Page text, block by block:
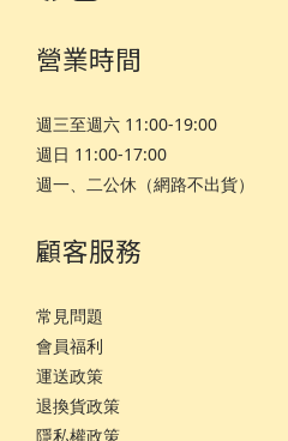
營業時間
週三至週六 11:00-19:00
週日 11:00-17:00
週一、二公休（網路不出貨）
顧客服務
常見問題
會員福利
運送政策
退換貨政策
隱私權政策